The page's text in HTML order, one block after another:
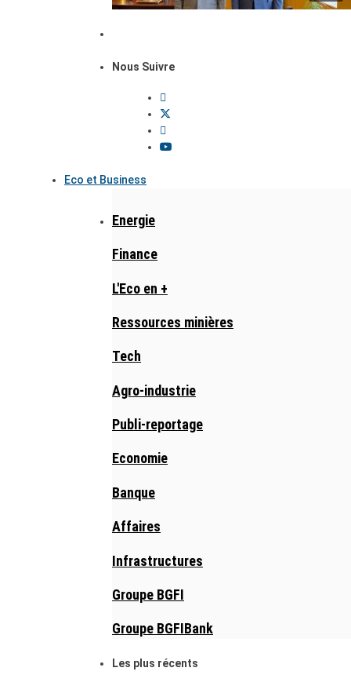
Nous Suivre
Eco et Business
Energie
Finance
L'Eco en +
Ressources minières
Tech
Agro-industrie
Publi-reportage
Economie
Banque
Affaires
Infrastructures
Groupe BGFI
Groupe BGFIBank
Les plus récents